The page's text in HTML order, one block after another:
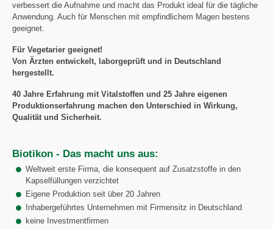
verbessert die Aufnahme und macht das Produkt ideal für die tägliche
Anwendung. Auch für Menschen mit empfindlichem Magen bestens
geeignet.
Für Vegetarier geeignet!
Von Ärzten entwickelt, laborgeprüft und in Deutschland
hergestellt.
40 Jahre Erfahrung mit Vitalstoffen und 25 Jahre eigenen
Produktionserfahrung machen den Unterschied in Wirkung,
Qualität und Sicherheit.
Biotikon - Das macht uns aus:
Weltweit erste Firma, die konsequent auf Zusatzstoffe in den
Kapselfüllungen verzichtet
Eigene Produktion seit über 20 Jahren
Inhabergeführtes Unternehmen mit Firmensitz in Deutschland
keine Investmentfirmen